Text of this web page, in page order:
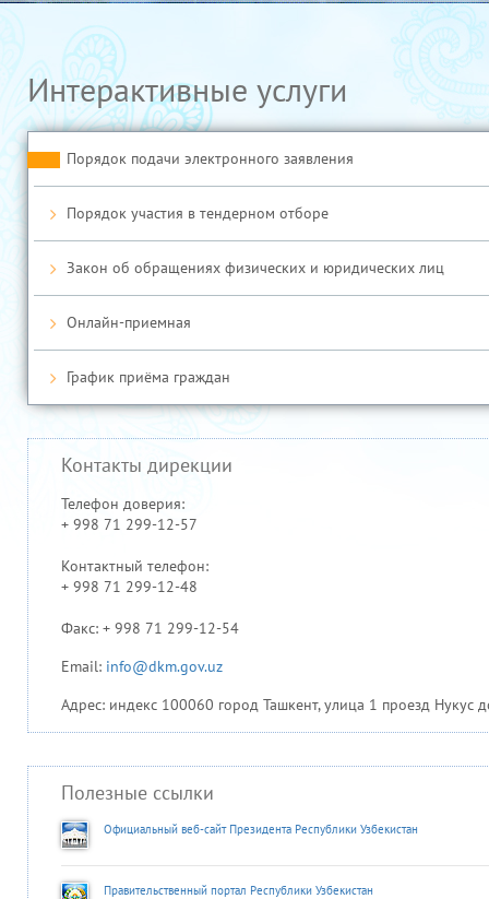
Интерактивные услуги
Порядок подачи электронного заявления
Порядок участия в тендерном отборе
Закон об обращениях физических и юридических лиц
Онлайн-приемная
График приёма граждан
Контакты дирекции
Телефон доверия:
+ 998 71 299-12-57
Контактный телефон:
+ 998 71 299-12-48
Факс: + 998 71 299-12-54
Email: info@dkm.gov.uz
Адрес: индекс 100060 город Ташкент, улица 1 проезд Нукус
Полезные ссылки
Официальный веб-сайт Президента Республики Узбекистан
Правительственный портал Республики Узбекистан